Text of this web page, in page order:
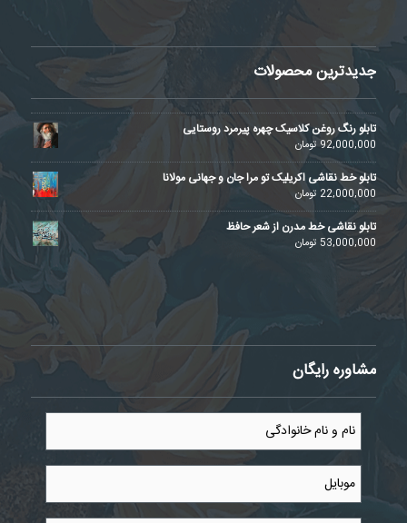
جدیدترین محصولات
تابلو رنگ روغن کلاسیک چهره پیرمرد روستایی
92,000,000تومان
تابلو خط نقاشی اکریلیک تو مرا جان و جهانی مولانا
22,000,000 تومان
تابلو نقاشی خط مدرن از شعر حافظ
53,000,000 تومان
مشاوره رایگان
نام
نام
خانوادگی
موبایل